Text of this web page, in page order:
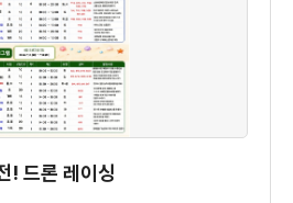
! 드론 레이싱